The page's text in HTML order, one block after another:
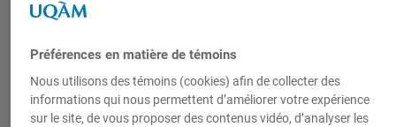
l’envolée des coûts et l’épineuse
8 avril 2012,Yannick Quéau
Préférences en matière de témoins
Nous utilisons des témoins (cookies) afin de collecter des
informations qui nous permettent d’améliorer votre expérience
sur le site, de vous proposer des contenus vidéo, d’analyser les